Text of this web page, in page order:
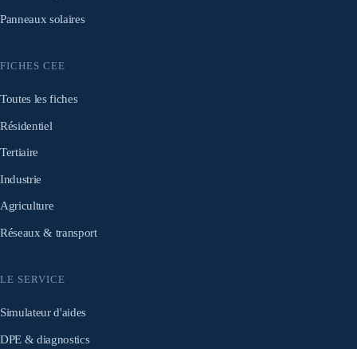
Panneaux solaires
FICHES CEE
Toutes les fiches
Résidentiel
Tertiaire
Industrie
Agriculture
Réseaux & transport
LE SERVICE
Simulateur d'aides
DPE & diagnostics